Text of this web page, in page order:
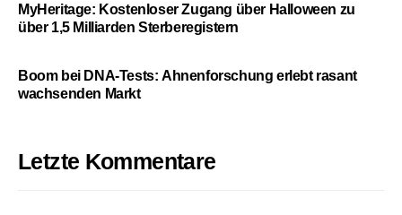
MyHeritage: Kostenloser Zugang über Halloween zu
über 1,5 Milliarden Sterberegistern
Boom bei DNA-Tests: Ahnenforschung erlebt rasant
wachsenden Markt
Letzte Kommentare